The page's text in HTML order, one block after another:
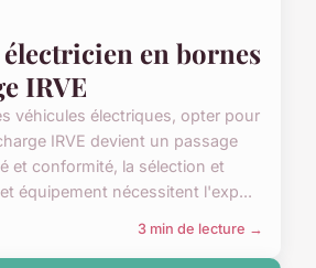
en bornes
IRVE
véhicules électriques, opter pour
IRVE devient un passage
et conformité, la sélection et
équipement nécessitent l'exp...
3 min de lecture →